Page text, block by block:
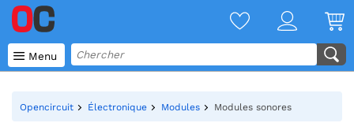
 Menu
Opencircuit Électronique Modules Modules sonores